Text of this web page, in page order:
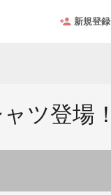
新規登録
ツ登場！